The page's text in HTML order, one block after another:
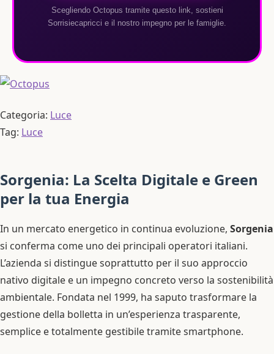
Scegliendo Octopus tramite questo link, sostieni
Sorrisiecapricci e il nostro impegno per le famiglie.
Categoria: Luce
Tag: Luce
Sorgenia: La Scelta Digitale e Green
per la tua Energia
In un mercato energetico in continua evoluzione, Sorgenia
si conferma come uno dei principali operatori italiani.
L’azienda si distingue soprattutto per il suo approccio
nativo digitale e un impegno concreto verso la sostenibilità
ambientale. Fondata nel 1999, ha saputo trasformare la
gestione della bolletta in un’esperienza trasparente,
semplice e totalmente gestibile tramite smartphone.